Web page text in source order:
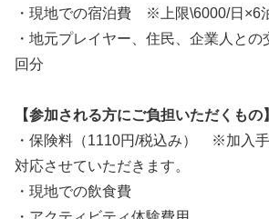
・現地での宿泊費 ※上限\6000/日×6
・地元プレイヤー、住民、企業人と
回分
【参加される方にご負担いただくもの】
・保険料（1110円/税込み） ※加入
対応させていただきます。
・現地での飲食費